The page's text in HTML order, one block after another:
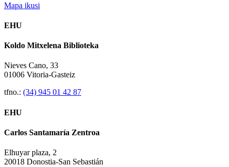
Mapa ikusi
EHU
Koldo Mitxelena Biblioteka
Nieves Cano, 33
01006 Vitoria-Gasteiz
tfno.: (34) 945 01 42 87
EHU
Carlos Santamaría Zentroa
Elhuyar plaza, 2
20018 Donostia-San Sebastián